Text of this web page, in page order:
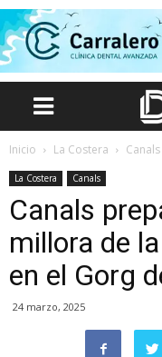
Inicio La Costera Canals
La Costera Canals
Canals
millora de
en el Gorg
24 marzo, 2025